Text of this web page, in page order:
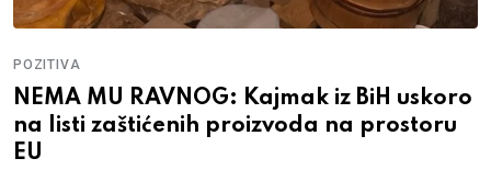
POZITIVA
NEMA MU RAVNOG: Kajmak iz BiH uskoro
na listi zaštićenih proizvoda na prostoru
EU